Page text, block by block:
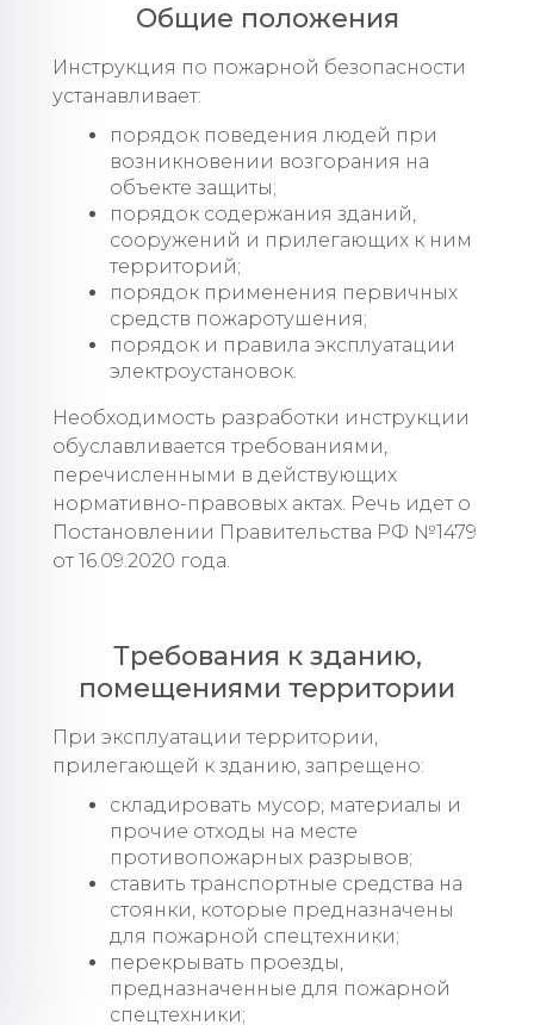
Общие положения
Инструкция по пожарной безопасности
устанавливает:
порядок поведения людей при
возникновении возгорания на
объекте защиты;
порядок содержания зданий,
сооружений и прилегающих к ним
территорий;
порядок применения первичных
средств пожаротушения;
порядок и правила эксплуатации
электроустановок.
Необходимость разработки инструкции
обуславливается требованиями,
перечисленными в действующих
нормативно-правовых актах. Речь идет о
Постановлении Правительства РФ №1479
от 16.09.2020 года.
Требования к зданию,
помещениями территории
При эксплуатации территории,
прилегающей к зданию, запрещено:
складировать мусор, материалы и
прочие отходы на месте
противопожарных разрывов;
ставить транспортные средства на
стоянки, которые предназначены
для пожарной спецтехники;
перекрывать проезды,
предназначенные для пожарной
спецтехники;